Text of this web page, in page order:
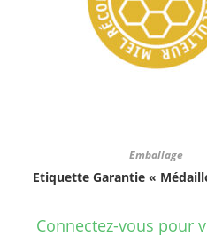
Emballage
Etiquette Garantie «
Connectez-vous pour